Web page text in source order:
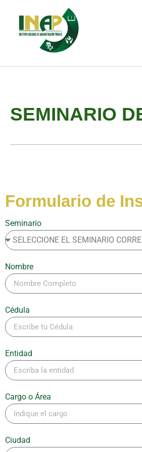
SEMINARIO
Formulario de
Seminario
Nombre
Cédula
Entidad
Cargo o Área
Ciudad